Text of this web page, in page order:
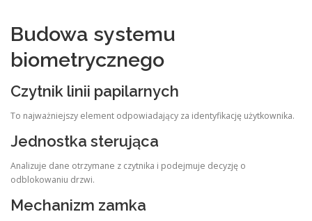
Budowa systemu
biometrycznego
Czytnik linii papilarnych
To najważniejszy element odpowiadający za identyfikację użytkownika.
Jednostka sterująca
Analizuje dane otrzymane z czytnika i podejmuje decyzję o
odblokowaniu drzwi.
Mechanizm zamka